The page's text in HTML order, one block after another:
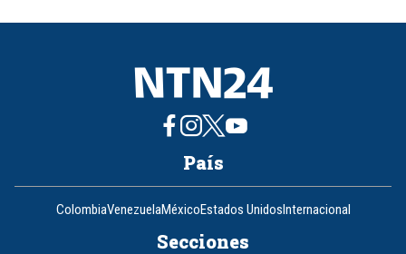
8
País
ColombiaVenezuelaMéxicoEstados UnidosInternacional
Secciones